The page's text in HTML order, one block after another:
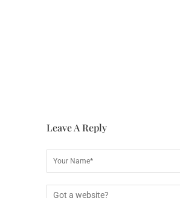
Leave A Reply